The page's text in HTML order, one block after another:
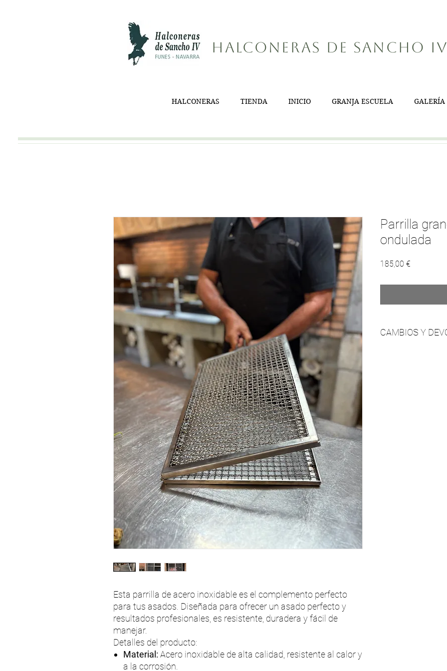
Halconeras de Sancho IV
HALCONERAS TIENDA INICIO GRANJA ESCUELA GALERÍA
Esta parrilla de acero inoxidable es el complemento perfecto
para tus asados. Diseñada para ofrecer un asado perfecto y
resultados profesionales, es resistente, duradera y fácil de
manejar.
Detalles del producto:
Material: Acero inoxidable de alta calidad, resistente al calor y
a la corrosión.
Parrilla
ondulada
185,00 €
CAMBIOS Y